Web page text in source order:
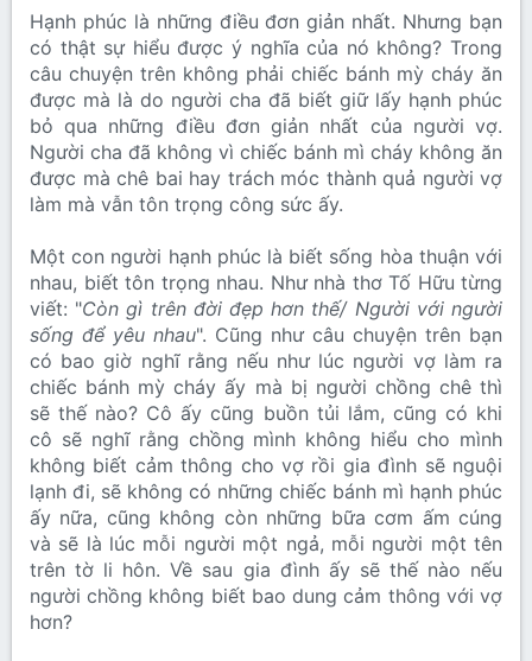
Hạnh phúc là những điều đơn giản nhất. Nhưng bạn
có thật sự hiểu được ý nghĩa của nó không? Trong
câu chuyện trên không phải chiếc bánh mỳ cháy ăn
được mà là do người cha đã biết giữ lấy hạnh phúc
bỏ qua những điều đơn giản nhất của người vợ.
Người cha đã không vì chiếc bánh mì cháy không ăn
được mà chê bai hay trách móc thành quả người vợ
làm mà vẫn tôn trọng công sức ấy.
Một con người hạnh phúc là biết sống hòa thuận với
nhau, biết tôn trọng nhau. Như nhà thơ Tố Hữu từng
viết: "Còn gì trên đời đẹp hơn thế/ Người với người
sống để yêu nhau". Cũng như câu chuyện trên bạn
có bao giờ nghĩ rằng nếu như lúc người vợ làm ra
chiếc bánh mỳ cháy ấy mà bị người chồng chê thì
sẽ thế nào? Cô ấy cũng buồn tủi lắm, cũng có khi
cô sẽ nghĩ rằng chồng mình không hiểu cho mình
không biết cảm thông cho vợ rồi gia đình sẽ nguội
lạnh đi, sẽ không có những chiếc bánh mì hạnh phúc
ấy nữa, cũng không còn những bữa cơm ấm cúng
và sẽ là lúc mỗi người một ngả, mỗi người một tên
trên tờ li hôn. Về sau gia đình ấy sẽ thế nào nếu
người chồng không biết bao dung cảm thông với vợ
hơn?